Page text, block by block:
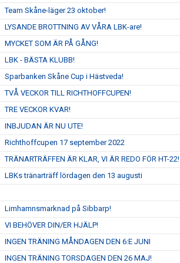
Team Skåne-läger 23 oktober!
LYSANDE BROTTNING AV VÅRA LBK-are!
MYCKET SOM ÄR PÅ GÅNG!
LBK - BÄSTA KLUBB!
Sparbanken Skåne Cup i Hästveda!
TVÅ VECKOR TILL RICHTHOFFCUPEN!
TRE VECKOR KVAR!
INBJUDAN ÄR NU UTE!
Richthoffcupen 17 september 2022
TRÄNARTRÄFFEN ÄR KLAR, VI ÄR REDO FÖR HT-22!
LBKs tränarträff lördagen den 13 augusti
Limhamnsmarknad på Sibbarp!
VI BEHÖVER DIN/ER HJÄLP!
INGEN TRÄNING MÅNDAGEN DEN 6:E JUNI
INGEN TRÄNING TORSDAGEN DEN 26 MAJ!